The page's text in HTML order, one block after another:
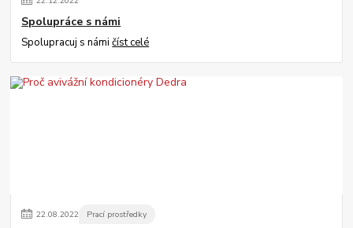
Spolupráce s námi
Spolupracuj s námičíst celé
22.08.2022 Prací prostředky